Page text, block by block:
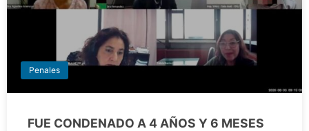
Penales
FUE CONDENADO A 4 AÑOS Y 6 MESES